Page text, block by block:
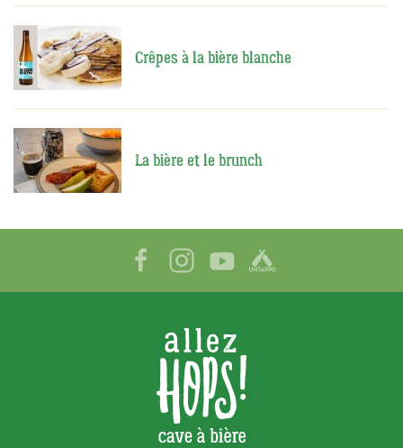
Crêpes à la bière blanche
La bière et le brunch